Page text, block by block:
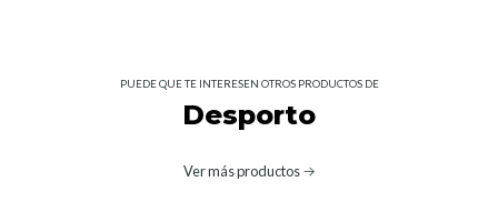
PUEDE QUE TE INTERESEN OTROS PRODUCTOS DE
Desporto
Ver más productos